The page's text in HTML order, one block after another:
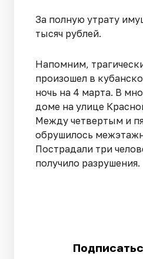
За полную утрату
тысяч рублей.
Напомним,
произошел в
ночь на 4 марта. В
доме на улице
Между четвертым и
обрушилось
Пострадали три
получило разрушения.